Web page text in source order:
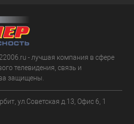
- лучшая компания в сфере
телевидения, связь и
защищены.
ул.Советская д.13, Офис 6, 1